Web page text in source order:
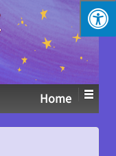
↓
SKIP
TO
CONTENT
Home